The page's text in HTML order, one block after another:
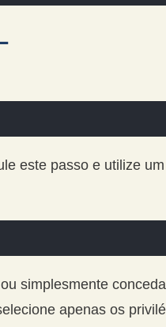
este passo e utilize um
simplesmente conceda
apenas os